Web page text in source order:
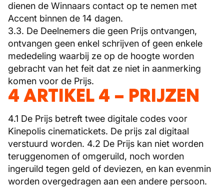
dienen de Winnaars contact op te nemen met
Accent binnen de 14 dagen.
3.3. De Deelnemers die geen Prijs ontvangen,
ontvangen geen enkel schrijven of geen enkele
mededeling waarbij ze op de hoogte worden
gebracht van het feit dat ze niet in aanmerking
komen voor de Prijs.
4 ARTIKEL 4 – PRIJZEN
4.1 De Prijs betreft twee digitale codes voor
Kinepolis cinematickets. De prijs zal digitaal
verstuurd worden. 4.2 De Prijs kan niet worden
teruggenomen of omgeruild, noch worden
ingeruild tegen geld of deviezen, en kan evenmin
worden overgedragen aan een andere persoon.